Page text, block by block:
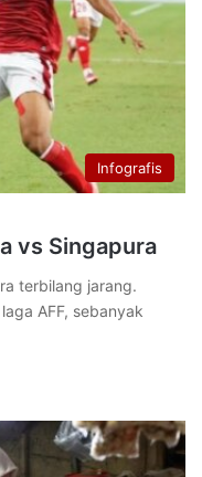
Infografis
vs Singapura
terbilang jarang.
AFF, sebanyak